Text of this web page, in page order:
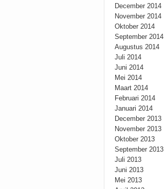
December 2014
November 2014
Oktober 2014
September 2014
Augustus 2014
Juli 2014
Juni 2014
Mei 2014
Maart 2014
Februari 2014
Januari 2014
December 2013
November 2013
Oktober 2013
September 2013
Juli 2013
Juni 2013
Mei 2013